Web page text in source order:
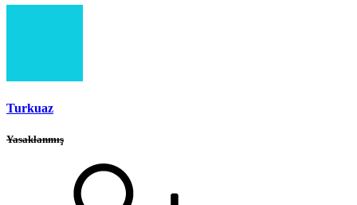
Turkuaz
Yasaklanmış